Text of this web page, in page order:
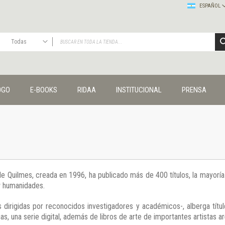
ESPAÑOL
Todas
Publicaciones
Editorial
Cuadernos universitarios
Derechos humanos
Ediciones especiales
Géneros
E-BOOKS RIDAA INSTITUCIONAL PRENSA
Quilmes, creada en 1996, ha publicado más de 400 títulos, la
por reconocidos investigadores y académicos-, alberga
una serie digital, además de libros de arte de importantes artistas